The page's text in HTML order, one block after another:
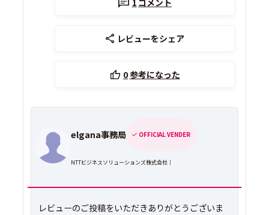
1 コメント
レビューをシェア
0参考になった
elgana事務局 OFFICIAL VENDER
NTTビジネスソリューションズ株式会社｜
レビューのご投稿をいただきありがとうございま